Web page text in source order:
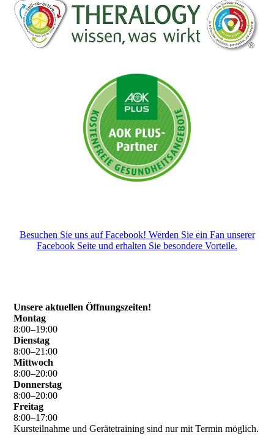
Besuchen Sie uns auf Facebook! Werden Sie ein Fan unserer
Facebook Seite und erhalten Sie besondere Vorteile.
Unsere aktuellen Öffnungszeiten!
Montag
8:00–19:00
Dienstag
8:00–21 :00
Mittwoch
8:00–20:00
Donnerstag
8:00–20:00
Freitag
8:00–17:00
Kursteilnahme und Gerätetraining sind nur mit Termin möglich.